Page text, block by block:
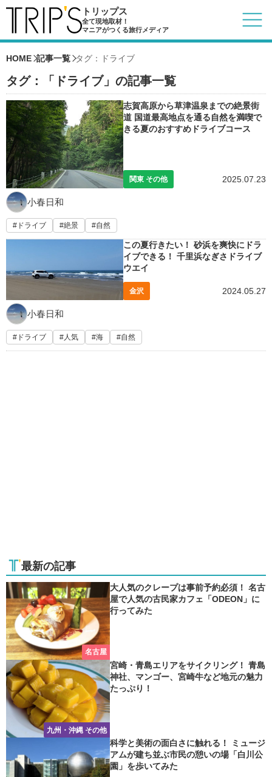
トリップス
全て現地取材！
マニアがつくる旅行メディア
HOME 記事一覧 タグ：ドライブ
タグ：「ドライブ」の記事一覧
志賀高原から草津温泉までの絶景街
道 国道最高地点を通る自然を満喫で
きる夏のおすすめドライブコース
関東 その他 2025.07.23
小春日和
ドライブ 絶景 自然
この夏行きたい！ 砂浜を爽快にドラ
イブできる！ 千里浜なぎさドライブ
ウエイ
金沢 2024.05.27
小春日和
ドライブ 人気 海 自然
最新の記事
名古屋
大人気のクレープは事前予約必須！ 名古
屋で人気の古民家カフェ「ODEON」に
行ってみた
九州・沖縄 その他
宮崎・青島エリアをサイクリング！ 青島
神社、マンゴー、宮崎牛など地元の魅力
たっぷり！
科学と美術の面白さに触れる！ ミュージ
アムが建ち並ぶ市民の憩いの場「白川公
園」を歩いてみた